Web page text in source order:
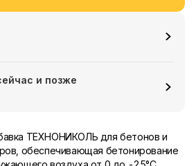
и позже
ТЕХНОНИКОЛЬ для бетонов и
обеспечивающая бетонирование